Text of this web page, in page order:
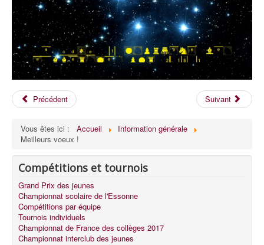
Précédent Suivant
Vous êtes ici : Accueil
Information générale
Meilleurs voeux !
Compétitions et tournois
Grand Prix des jeunes
Championnat scolaire de l'Essonne
Compétitions par équipe
Tournois individuels
Championnat de France des collèges 2017
Championnat interclub des jeunes